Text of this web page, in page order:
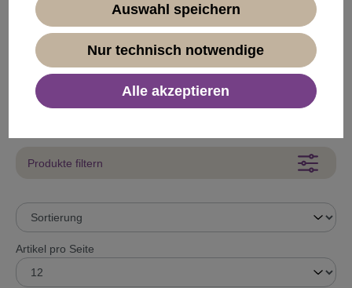
20er Jahre
50er Jahre
80er Jahre
Produkte filtern
Artikel pro Seite
Auswahl speichern
Nur technisch notwendige
Alle akzeptieren